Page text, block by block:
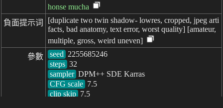
honse mucha
負面提示词
[duplicate two twin shadow- lowres, cropped, jpeg arti
facts, bad anatomy, text error, worst quality] [amateur,
multiple, gross, weird uneven]
參數
seed
steps
sampler
CFG scale
clip skip 7.5